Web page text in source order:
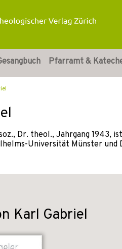
Pfarramt &
Dr. theol., Jahrgang 1943,
Universität Münster
Karl Gabriel